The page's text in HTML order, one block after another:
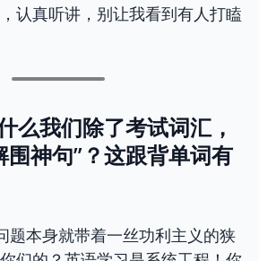
认真听讲，别让我看到有人打瞌
么我们除了考试词汇，
围神句”？这跟背单词有
题本身就带着一丝功利主义的狭